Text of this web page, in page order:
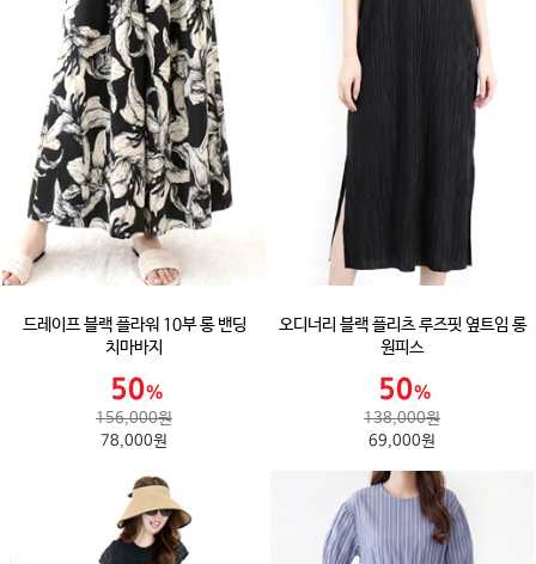
드레이프 블랙 플라워 10부 롱 밴딩
치마바지
156,000원
78,000원
오디너리 블랙 플리츠 루즈핏 옆트임 롱
원피스
138,000원
69,000원